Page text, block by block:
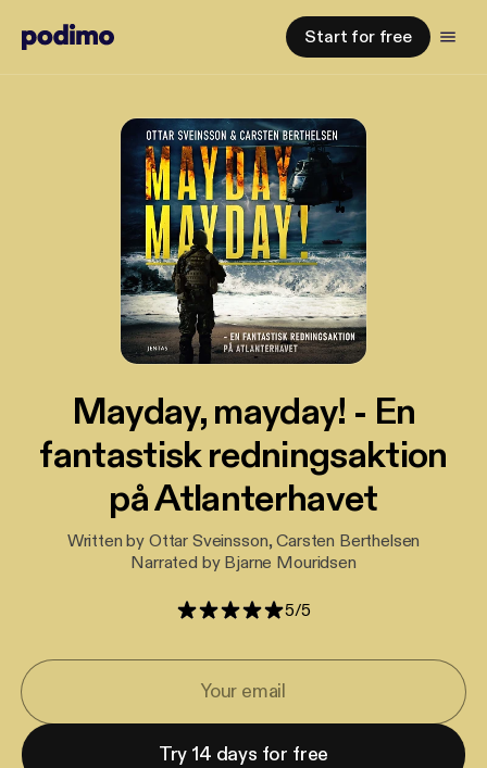
Start for free
Mayday, mayday! - En
fantastisk redningsaktion
på Atlanterhavet
Written by Ottar Sveinsson, Carsten Berthelsen
Narrated by Bjarne Mouridsen
5/5
Try 14 days for free